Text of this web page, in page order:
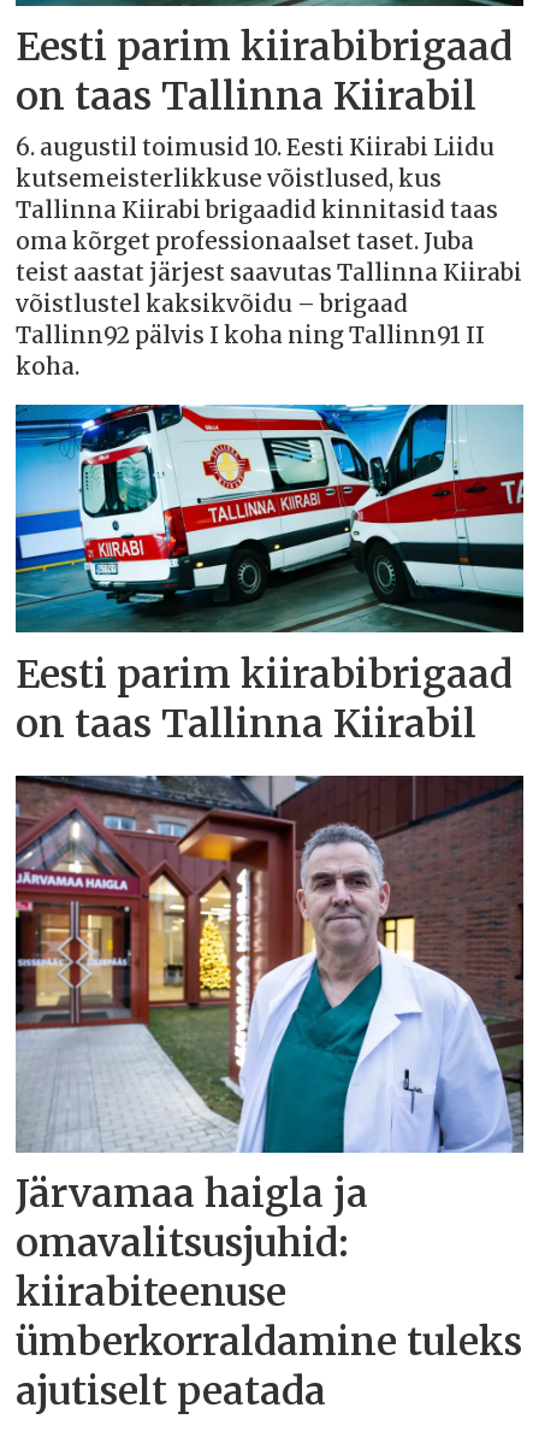
Eesti parim kiirabibrigaad
on taas Tallinna Kiirabil
6. augustil toimusid 10. Eesti Kiirabi Liidu
kutsemeisterlikkuse võistlused, kus
Tallinna Kiirabi brigaadid kinnitasid taas
oma kõrget professionaalset taset. Juba
teist aastat järjest saavutas Tallinna Kiirabi
võistlustel kaksikvõidu – brigaad
Tallinn92 pälvis I koha ning Tallinn91 II
koha.
Eesti parim kiirabibrigaad
on taas Tallinna Kiirabil
Järvamaa haigla ja
omavalitsusjuhid:
kiirabiteenuse
ümberkorraldamine tuleks
ajutiselt peatada